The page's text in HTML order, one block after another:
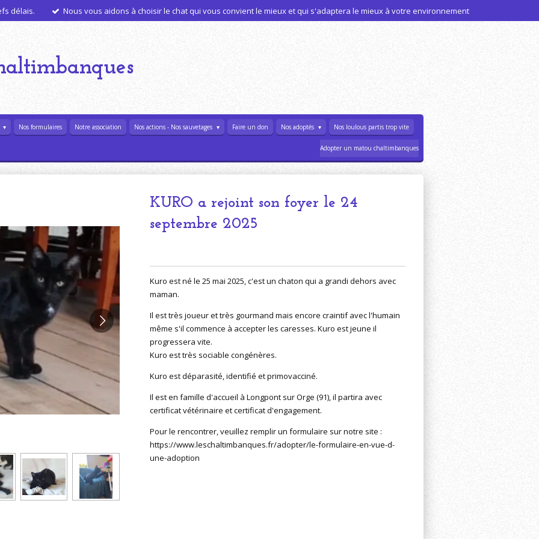
délais. Nous vous aidons à choisir le chat qui vous convient le mieux et qui s'adaptera le mieux à votre environnement
Nos formulaires Notre association Nos actions - Nos sauvetages Faire un don Nos adoptés Nos loulous partis trop vite
Adopter un matou chaltimbanques
KURO a rejoint son foyer le 24
septembre 2025
Kuro est né le 25 mai 2025, c'est un chaton qui a grandi dehors avec
maman.
Il est très joueur et très gourmand mais encore craintif avec l'humain
même s'il commence à accepter les caresses. Kuro est jeune il
progressera vite.
Kuro est très sociable congénères.
Kuro est déparasité, identifié et primovacciné.
Il est en famille d'accueil à Longpont sur Orge (91), il partira avec
certificat vétérinaire et certificat d'engagement.
Pour le rencontrer, veuillez remplir un formulaire sur notre site :
https://www.leschaltimbanques.fr/adopter/le-formulaire-en-vue-d-
une-adoption